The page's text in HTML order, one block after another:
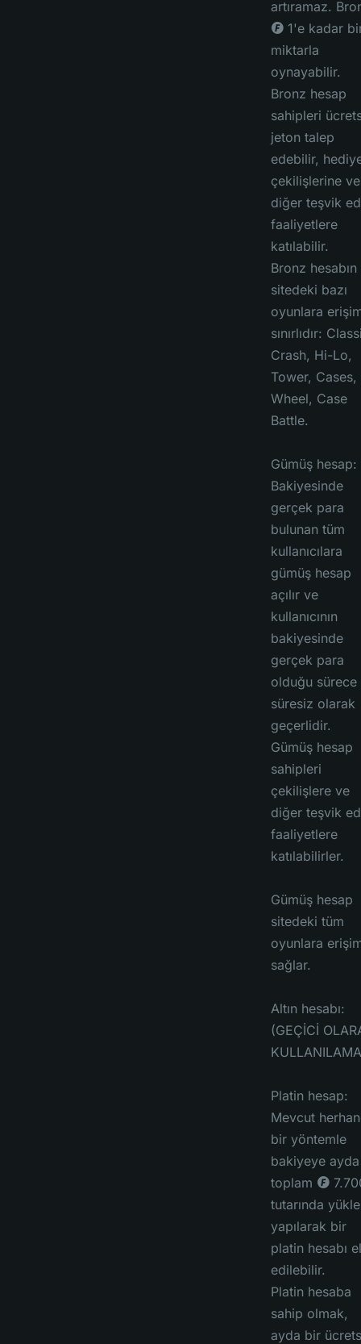
artıramaz.
◎ 1'e kadar
miktarla
oynayabilir.
Bronz hesap
sahipleri
jeton talep
edebilir,
çekilişlerine ve
diğer teşvik
faaliyetlere
katılabilir.
Bronz hesabın
sitedeki bazı
oyunlara
sınırlıdır:
Crash, Hi-Lo,
Tower, Cases,
Wheel, Case
Battle.
Gümüş hesap:
Bakiyesinde
gerçek para
bulunan tüm
kullanıcılara
gümüş hesap
açılır ve
kullanıcının
bakiyesinde
gerçek para
olduğu sürece
süresiz olarak
geçerlidir.
Gümüş hesap
sahipleri
çekilişlere ve
diğer teşvik
faaliyetlere
katılabilirler.
Gümüş hesap
sitedeki tüm
oyunlara
sağlar.
Altın hesabı:
(GEÇİCİ
Platin hesap:
Mevcut
bir yöntemle
bakiyeye ayda
toplam ◎
tutarında
yapılarak bir
platin hesabı
edilebilir.
Platin hesaba
sahip olmak,
ayda bir